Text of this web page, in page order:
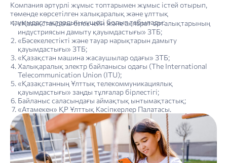
Компания әртүрлі жұмыс топтарымен жұмыс істей отырып,
төменде көрсетілген халықаралық және ұлттық
қауымдастықтардың мүшесі болып табылады:
«Қазақстандағы блокчейн және ақпарат орталықтарының
индустриясын дамыту қауымдастығы» ЗТБ;
«Бәсекелестікті және тауар нарықтарын дамыту
қауымдастығы» ЗТБ;
«Қазақстан машина жасаушылар одағы» ЗТБ;
Халықаралық электр байланысы одағы (The International
Telecommunication Union (ITU);
«Қазақстанның Ұлттық телекоммуникациялық
қауымдастығы» заңды тұлғалар бірлестігі;
Байланыс саласындағы аймақтық ынтымақтастық;
«Атамекен» ҚР Ұлттық Кәсіпкерлер Палатасы.